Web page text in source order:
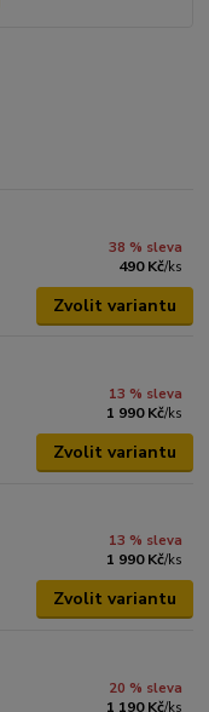
38 % sleva
490 Kč/ks
Zvolit variantu
13 % sleva
1 990 Kč/ks
Zvolit variantu
13 % sleva
1 990 Kč/ks
Zvolit variantu
20 % sleva
1 190 Kč/ks